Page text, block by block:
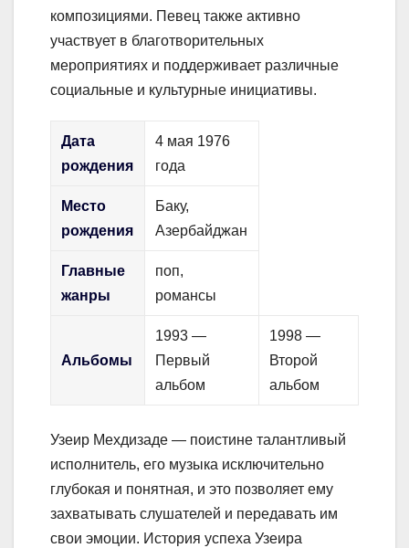
композициями. Певец также активно
участвует в благотворительных
мероприятиях и поддерживает различные
социальные и культурные инициативы.
Дата
рождения
4 мая 1976
года
Место
рождения
Баку,
Азербайджан
Главные
жанры
поп,
романсы
Альбомы
1993 —
Первый
альбом
1998 —
Второй
альбом
Узеир Мехдизаде — поистине талантливый
исполнитель, его музыка исключительно
глубокая и понятная, и это позволяет ему
захватывать слушателей и передавать им
свои эмоции. История успеха Узеира